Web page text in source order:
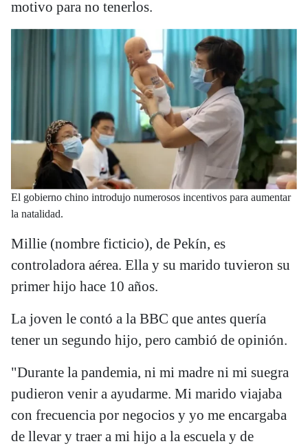
motivo para no tenerlos.
El gobierno chino introdujo numerosos incentivos para aumentar
la natalidad.
Millie (nombre ficticio), de Pekín, es
controladora aérea. Ella y su marido tuvieron su
primer hijo hace 10 años.
La joven le contó a la BBC que antes quería
tener un segundo hijo, pero cambió de opinión.
"Durante la pandemia, ni mi madre ni mi suegra
pudieron venir a ayudarme. Mi marido viajaba
con frecuencia por negocios y yo me encargaba
de llevar y traer a mi hijo a la escuela y de